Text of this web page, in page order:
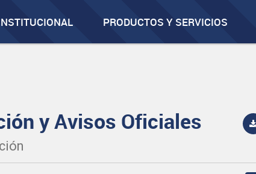
PRODUCTOS Y SERVICIOS
y Avisos Oficiales